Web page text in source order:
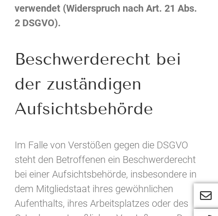
verwendet (Widerspruch nach Art. 21 Abs.
2 DSGVO).
Beschwerderecht bei
der zuständigen
Aufsichtsbehörde
Im Falle von Verstößen gegen die DSGVO
steht den Betroffenen ein Beschwerderecht
bei einer Aufsichtsbehörde, insbesondere in
dem Mitgliedstaat ihres gewöhnlichen
Aufenthalts, ihres Arbeitsplatzes oder des